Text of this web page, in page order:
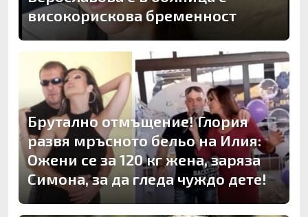
високорискова бременност
Брутално отмъщение! Глория
развя мръсното бельо на Илия:
Ожени се за 120 кг жена, заряза
Симона, за да гледа чуждо дете!